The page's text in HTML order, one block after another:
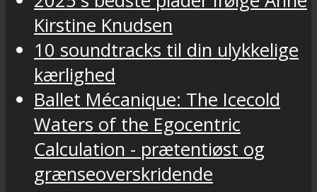
Kirstine Knudsen
10 soundtracks til din ulykkelige
kærlighed
Ballet Mécanique: The Icecold
Waters of the Egocentric
Calculation - prætentiøst og
grænseoverskridende